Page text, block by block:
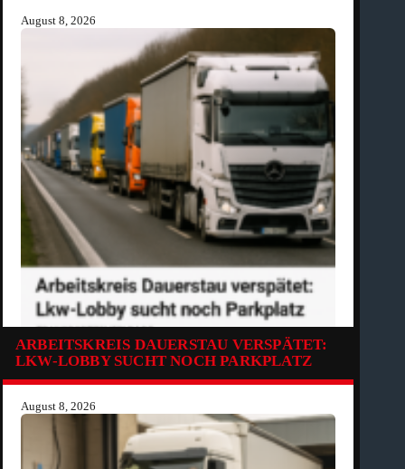
August 8, 2026
ARBEITSKREIS DAUERSTAU VERSPÄTET:
LKW-LOBBY SUCHT NOCH PARKPLATZ
August 8, 2026